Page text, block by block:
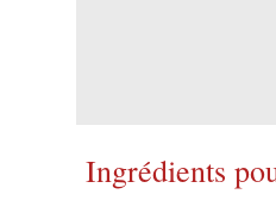
Ingrédients